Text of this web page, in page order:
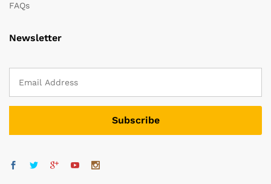
FAQs
Newsletter